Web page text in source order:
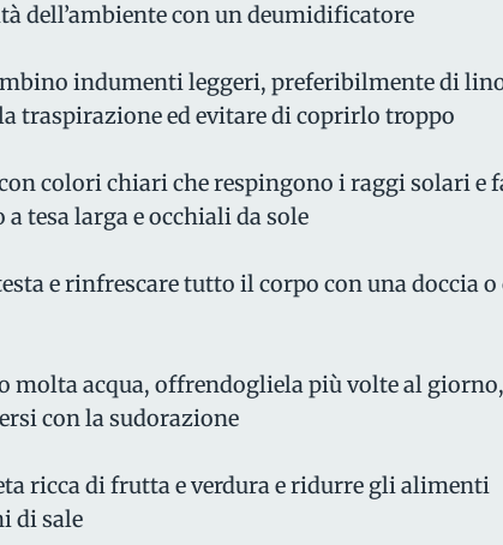
dell’ambiente con un deumidificatore
indumenti leggeri, preferibilmente di
traspirazione ed evitare di coprirlo troppo
colori chiari che respingono i raggi solari e
tesa larga e occhiali da sole
e rinfrescare tutto il corpo con una doccia o
molta acqua, offrendogliela più volte al
con la sudorazione
ricca di frutta e verdura e ridurre gli alimenti
di sale